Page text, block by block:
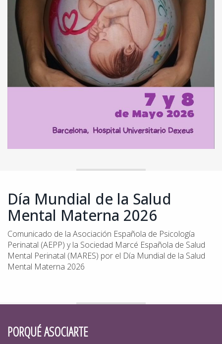
Día Mundial de la Salud
Mental Materna 2026
Comunicado de la Asociación Española de Psicología
Perinatal (AEPP) y la Sociedad Marcé Española de Salud
Mental Perinatal (MARES) por el Día Mundial de la Salud
Mental Materna 2026
PORQUÉ ASOCIARTE